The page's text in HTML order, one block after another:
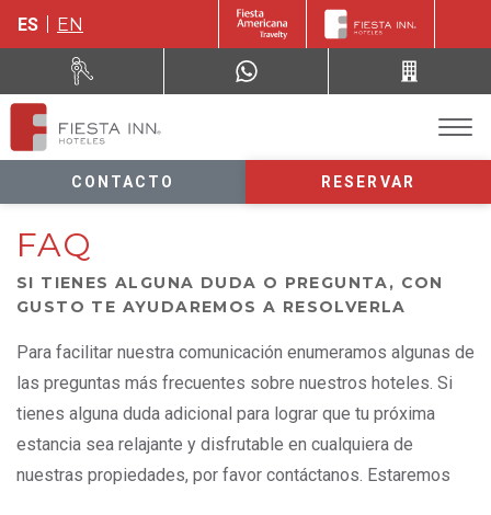
ES EN
CONTACTO RESERVAR
FAQ
SI TIENES ALGUNA DUDA O PREGUNTA, CON
GUSTO TE AYUDAREMOS A RESOLVERLA
Para facilitar nuestra comunicación enumeramos algunas de
las preguntas más frecuentes sobre nuestros hoteles. Si
tienes alguna duda adicional para lograr que tu próxima
estancia sea relajante y disfrutable en cualquiera de
nuestras propiedades, por favor contáctanos. Estaremos